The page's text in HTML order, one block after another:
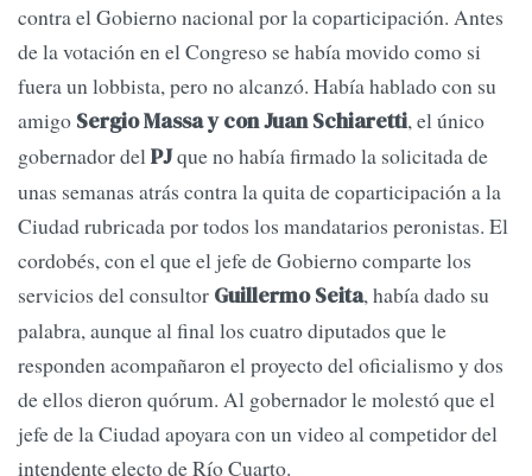
contra el Gobierno nacional por la coparticipación. Antes
de la votación en el Congreso se había movido como si
fuera un lobbista, pero no alcanzó. Había hablado con su
amigo Sergio Massa y con Juan Schiaretti, el único
gobernador delPJque no había firmado la solicitada de
unas semanas atrás contra la quita de coparticipación a la
Ciudad rubricada por todos los mandatarios peronistas. El
cordobés, con el que el jefe de Gobierno comparte los
servicios del consultor Guillermo Seita, había dado su
palabra, aunque al final los cuatro diputados que le
responden acompañaron el proyecto del oficialismo y dos
de ellos dieron quórum. Al gobernador le molestó que el
jefe de la Ciudad apoyara con un video al competidor del
intendente electo de Río Cuarto.